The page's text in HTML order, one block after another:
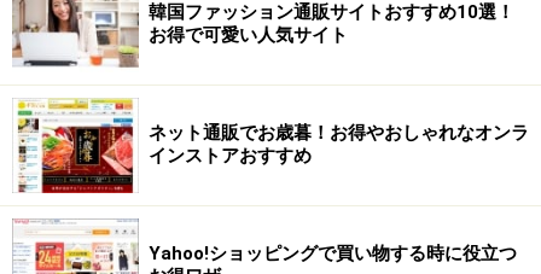
韓国ファッション通販サイトおすすめ10選！
お得で可愛い人気サイト
ネット通販でお歳暮！お得やおしゃれなオンラ
インストアおすすめ
Yahoo!ショッピングで買い物する時に役立つ